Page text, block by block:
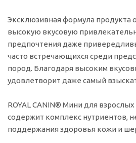
Эксклюзивная формула продукта
высокую вкусовую
предпочтения даже
часто встречающихся среди
пород. Благодаря высоким
удовлетворит даже самый
ROYAL CANIN® Мини для
содержит комплекс нутриентов,
поддержания здоровья кожи и